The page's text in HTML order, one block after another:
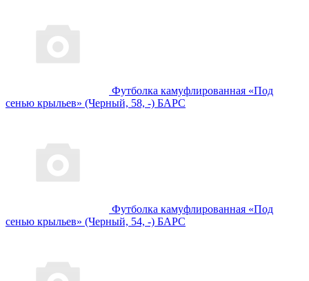
Футболка камуфлированная «Под
сенью крыльев» (Черный, 58, -) БАРС
Футболка камуфлированная «Под
сенью крыльев» (Черный, 54, -) БАРС